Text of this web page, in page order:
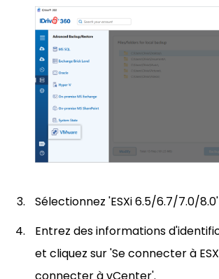
Sélectionnez 'ESXi 6.5/6.7/7.0/
Entrez des informations
et cliquez sur 'Se connecter à